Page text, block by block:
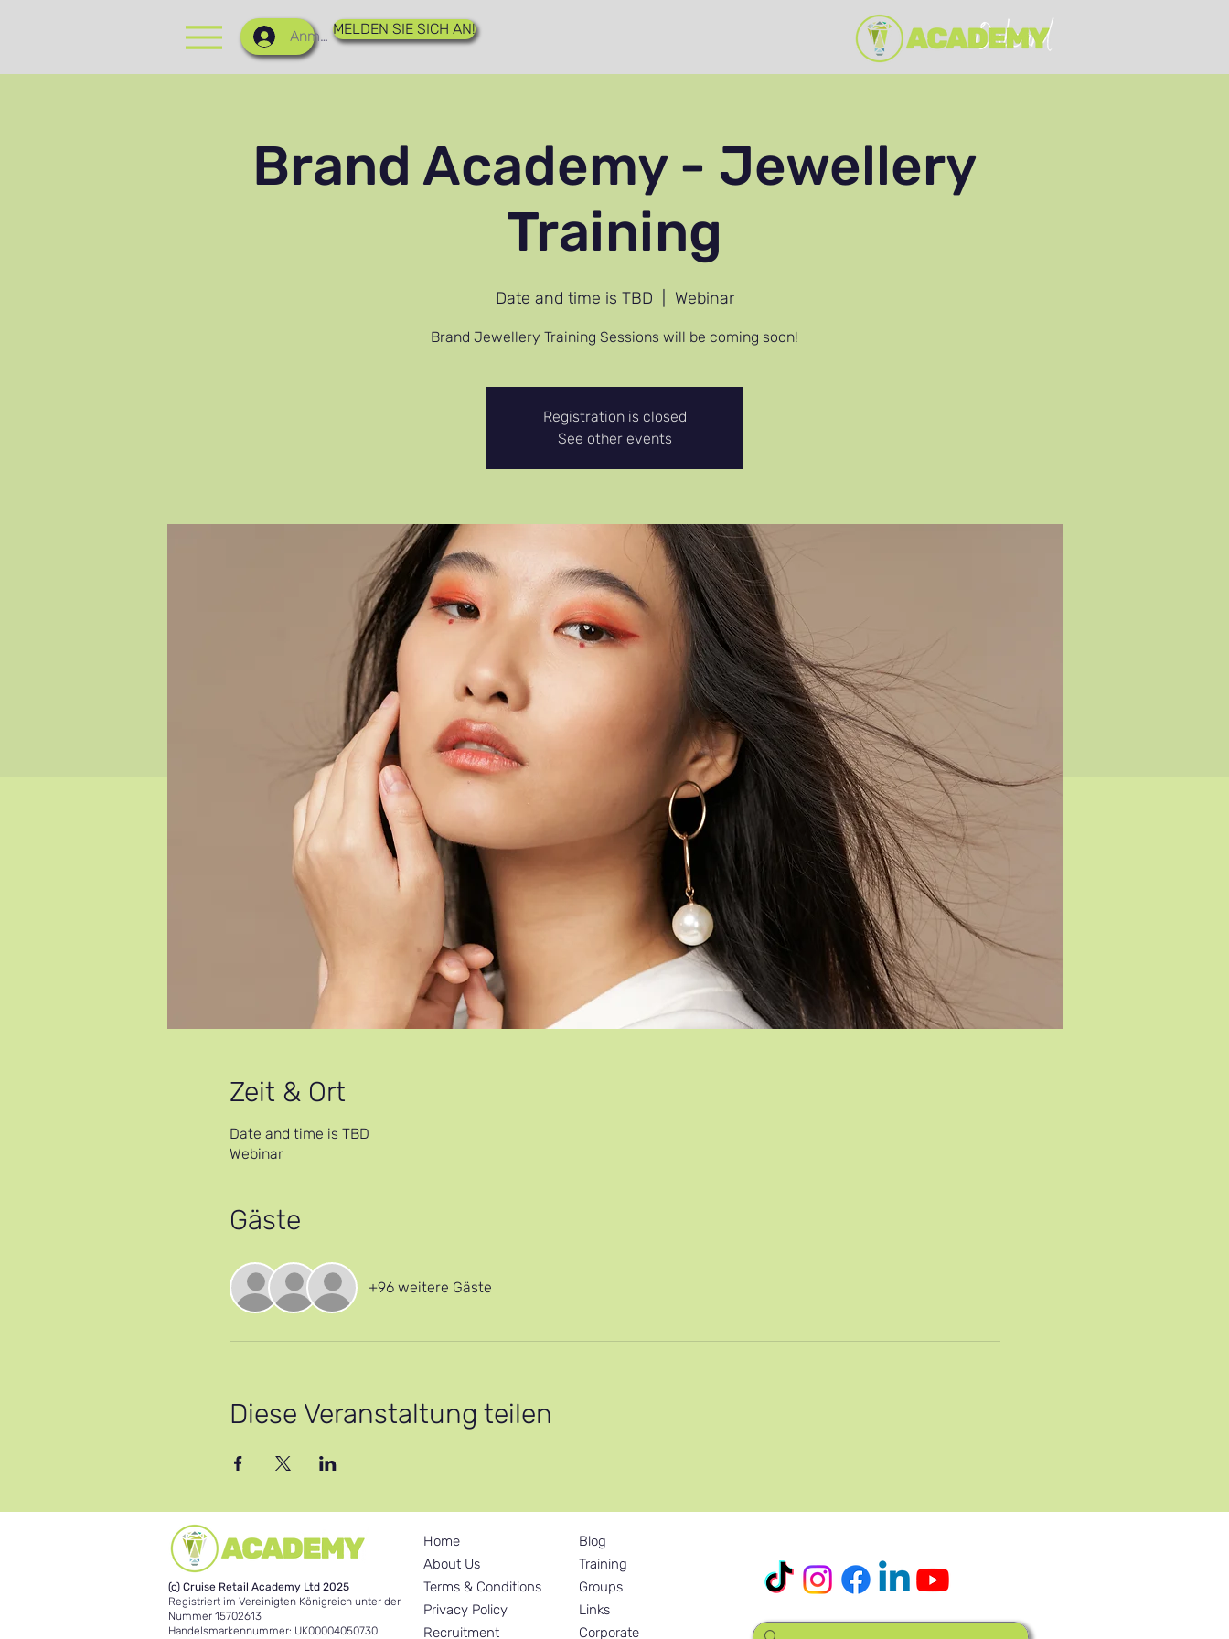
AnmeldenMELDEN SIE SICH AN!
Brand Academy - Jewellery
Training
Date and time is TBD Webinar
Brand Jewellery Training Sessions will be coming soon!
Registration is closed
See other events
Zeit & Ort
Date and time is TBD
Webinar
Gäste
+96 weitere Gäste
Diese Veranstaltung teilen
(c) Cruise Retail Academy Ltd 2025
Registriert im Vereinigten Königreich unter der
Nummer 15702613
Handelsmarkennummer: UK00004050730
Home
About Us
Terms & Conditions
Privacy Policy
Recruitment
Blog
Training
Groups
Links
Corporate